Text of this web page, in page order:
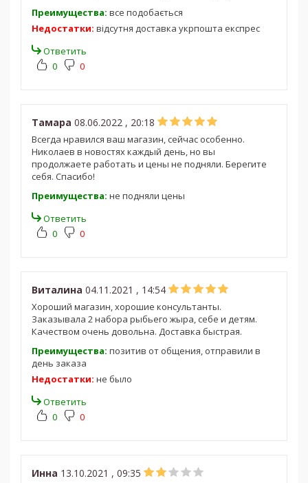
Преимущества: все подобається
Недостатки: відсутня доставка укрпошта експрес
Ответить
0
0
Тамара 08.06.2022 , 20:18
Всегда нравился ваш магазин, сейчас особенно.
Николаев в новостях каждый день, но вы
продолжаете работать и цены не подняли. Берегите
себя. Спасибо!
Преимущества: не подняли цены
Ответить
0
0
Виталина 04.11.2021 , 14:54
Хороший магазин, хорошие консультанты.
Заказывала 2 набора рыбьего жыра, себе и детям.
Качеством очень довольна. Доставка быстрая.
Преимущества: позитив от общения, отправили в
день заказа
Недостатки: не было
Ответить
0
0
Инна 13.10.2021 , 09:35